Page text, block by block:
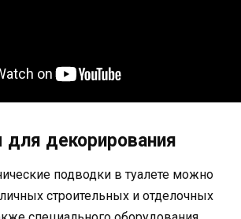
декорирования
подводки в туалете можно
строительных и отделочных